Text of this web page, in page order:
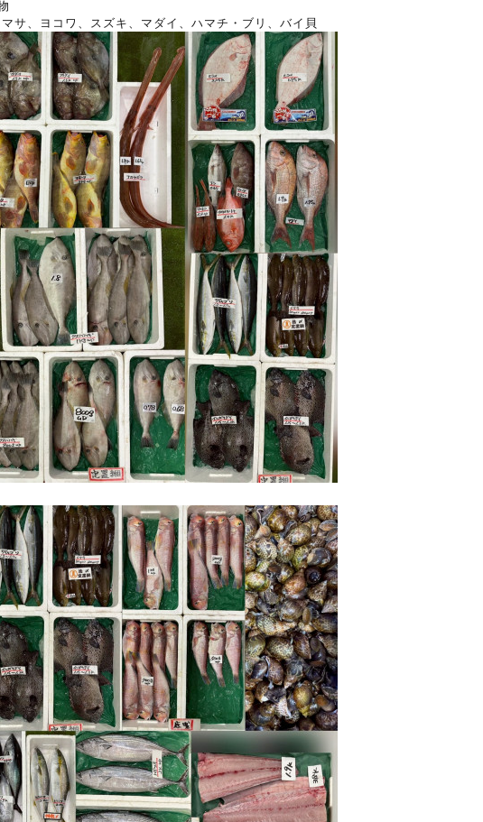
サ、ヨコワ、スズキ、マダイ、ハマチ・ブリ、バイ貝